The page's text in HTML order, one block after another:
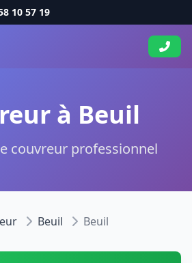
10 57 19
à Beuil
couvreur professionnel
Beuil Beuil